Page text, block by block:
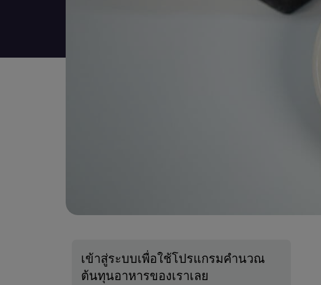
เข้าสู่ระบบเพื่อใช้โปรแกรมคำนวณ
ต้นทุนอาหารของเราเลย